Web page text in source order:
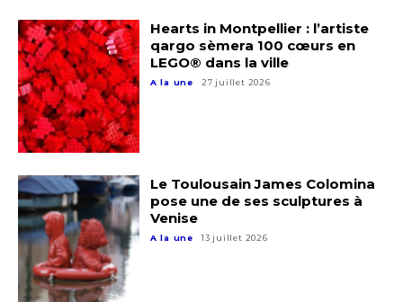
Adresse email*
Hearts in Montpellier : l’artiste
qargo sèmera 100 cœurs en
LEGO® dans la ville
A la une 27 juillet 2026
Le Toulousain James Colomina
pose une de ses sculptures à
Venise
A la une 13 juillet 2026